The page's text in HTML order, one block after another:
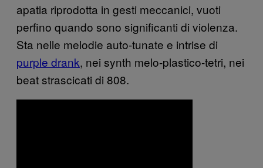
apatia riprodotta in gesti meccanici, vuoti
perfino quando sono significanti di violenza.
Sta nelle melodie auto-tunate e intrise di
purple drank, nei synth melo-plastico-tetri, nei
beat strascicati di 808.